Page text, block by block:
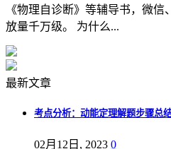
《物理自诊断》等辅导书，微
放量千万级。 为什么...
最新文章
考点分析：动能定理解题步骤总
02月12日, 2023 0